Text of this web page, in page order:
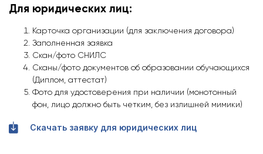
Для юридических лиц:
Карточка организации (для заключения договора)
Заполненная заявка
Скан/фото СНИЛС
Сканы/фото документов об образовании обучающихся
(Диплом, аттестат)
Фото для удостоверения при наличии (монотонный
фон, лицо должно быть четким, без излишней мимики)
Скачать заявку для юридических лиц